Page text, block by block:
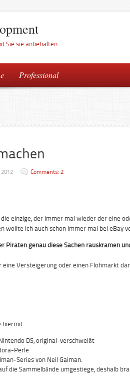
Sie sie anbehalten.
Professional
Comments: 2
einzige, der immer mal wieder der eine
wollte ich auch schon immer mal bei eBay
Piraten genau diese Sachen rauskramen
Versteigerung oder einen Flohmarkt
hiermit
DS, original-verschweißt
Perle
Series von Neil Gaiman.
die Sammelbände umgestiege, deshalb